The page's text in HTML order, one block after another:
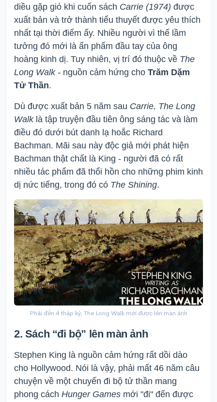
diều gặp gió khi cuốn sách Carrie (1974) được
xuất bản và trở thành tiểu thuyết được yêu thích
nhất tại thời điểm ấy. Nhiều người vì thế lầm
tưởng đó mới là ấn phẩm đầu tay của ông
hoàng kinh dị. Tuy nhiên, vị trí đó thuộc về The
Long Walk - nguồn cảm hứng cho Trăm Dặm
Tử Thần.
Dù được xuất bản 5 năm sau Carrie, The Long
Walk là tập truyện đầu tiên ông sáng tác và làm
điều đó dưới bút danh lạ hoắc Richard
Bachman. Mãi sau này độc giả mới phát hiện
Bachman thật chất là King - người đã có rất
nhiều tác phẩm đã thổi hồn cho những phim kinh
dị nức tiếng, trong đó có The Shining.
Phải đến 4 thập kỷ, The Long Walk mới được lên màn ảnh
2. Sách “đi bộ” lên màn ảnh
Stephen King là nguồn cảm hứng rất dồi dào
cho Hollywood. Nói là vậy, phải mất 46 năm câu
chuyện về một chuyến đi bộ tử thần mang
phong cách Hunger Games mới "đi" đến được